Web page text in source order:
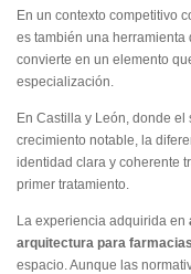
En un contexto competitivo
es también una herramienta
convierte en un elemento
especialización.
En Castilla y León, donde
crecimiento notable, la
identidad clara y coherente
primer tratamiento.
La experiencia adquirida en
arquitectura para farmacias
espacio. Aunque las